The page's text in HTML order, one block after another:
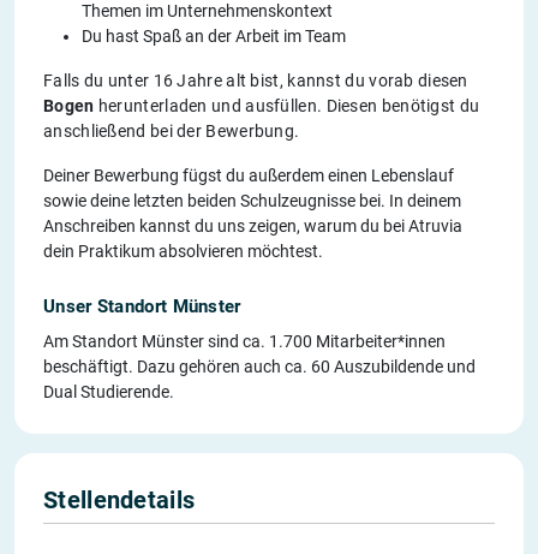
Themen im Unternehmenskontext
Du hast Spaß an der Arbeit im Team
Falls du unter 16 Jahre alt bist, kannst du vorab diesen
Bogen herunterladen und ausfüllen. Diesen benötigst du
anschließend bei der Bewerbung.
Deiner Bewerbung fügst du außerdem einen Lebenslauf
sowie deine letzten beiden Schulzeugnisse bei. In deinem
Anschreiben kannst du uns zeigen, warum du bei Atruvia
dein Praktikum absolvieren möchtest.
Unser Standort Münster
Am Standort Münster sind ca. 1.700 Mitarbeiter*innen
beschäftigt. Dazu gehören auch ca. 60 Auszubildende und
Dual Studierende.
Stellendetails